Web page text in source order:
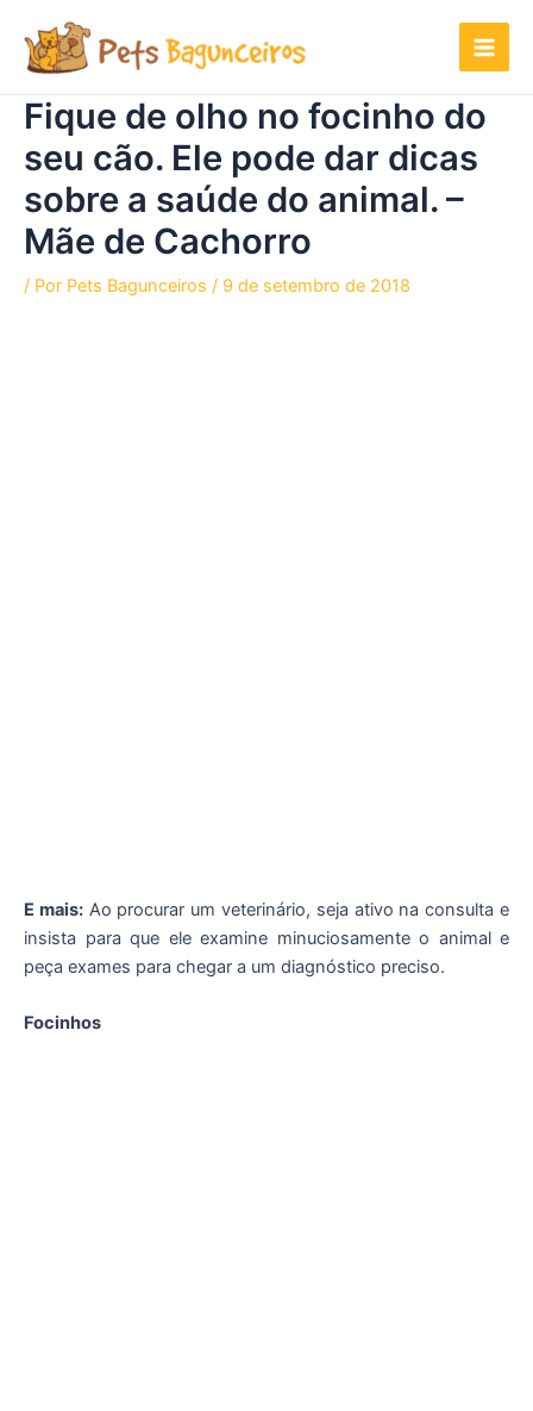
para
conteúdo
Fique de olho no focinho do
seu cão. Ele pode dar dicas
sobre a saúde do animal. –
Mãe de Cachorro
/ Por Pets Bagunceiros / 9 de setembro de 2018
E mais:Ao procurar um veterinário, seja ativo na consulta e
insista para que ele examine minuciosamente o animal e
peça exames para chegar a um diagnóstico preciso.
Focinhos